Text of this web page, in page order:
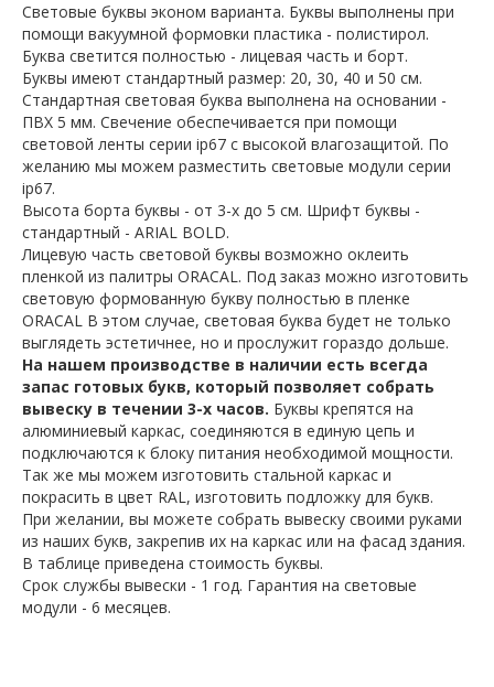
Световые буквы эконом варианта. Буквы выполнены при
помощи вакуумной формовки пластика - полистирол.
Буква светится полностью - лицевая часть и борт.
Буквы имеют стандартный размер: 20, 30, 40 и 50 см.
Стандартная световая буква выполнена на основании -
ПВХ 5 мм. Свечение обеспечивается при помощи
световой ленты серии ip67 с высокой влагозащитой. По
желанию мы можем разместить световые модули серии
ip67.
Высота борта буквы - от 3-х до 5 см. Шрифт буквы -
стандартный - ARIAL BOLD.
Лицевую часть световой буквы возможно оклеить
пленкой из палитры ORACAL. Под заказ можно изготовить
световую формованную букву полностью в пленке
ORACAL В этом случае, световая буква будет не только
выглядеть эстетичнее, но и прослужит гораздо дольше.
На нашем производстве в наличии есть всегда
запас готовых букв, который позволяет собрать
вывеску в течении 3-х часов. Буквы крепятся на
алюминиевый каркас, соединяются в единую цепь и
подключаются к блоку питания необходимой мощности.
Так же мы можем изготовить стальной каркас и
покрасить в цвет RAL, изготовить подложку для букв.
При желании, вы можете собрать вывеску своими руками
из наших букв, закрепив их на каркас или на фасад здания.
В таблице приведена стоимость буквы.
Срок службы вывески - 1 год. Гарантия на световые
модули - 6 месяцев.